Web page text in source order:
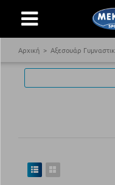
Αρχική Αξεσουάρ